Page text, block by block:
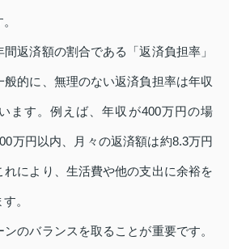
返済額の割合である「返済負担率」
般的に、無理のない返済負担率は年収
ます。例えば、年収が400万円の場
万円以内、月々の返済額は約8.3万円
れにより、生活費や他の支出に余裕を
。
のバランスを取ることが重要です。